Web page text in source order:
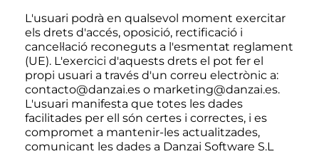
L'usuari podrà en qualsevol moment exercitar
els drets d'accés, oposició, rectificació i
cancel·lació reconeguts a l'esmentat reglament
(UE). L'exercici d'aquests drets el pot fer el
propi usuari a través d'un correu electrònic a:
contacto@danzai.es o marketing@danzai.es.
L'usuari manifesta que totes les dades
facilitades per ell són certes i correctes, i es
compromet a mantenir-les actualitzades,
comunicant les dades a Danzai Software S.L